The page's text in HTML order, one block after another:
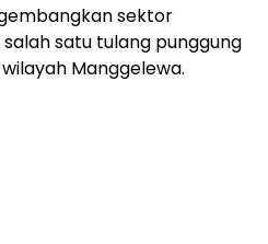
sektor
satu tulang punggung
Manggelewa.